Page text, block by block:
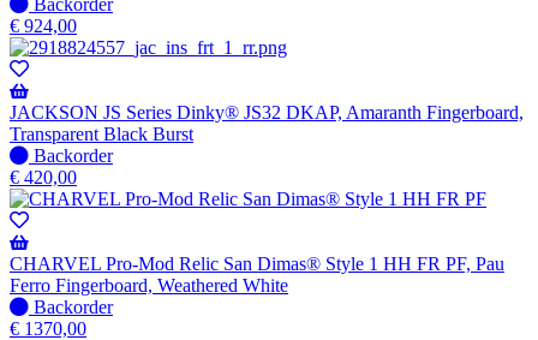
beschikbaar
op
voorraad
-
Wordt
verzonden
wanneer
beschikbaar
€ 924,00
JACKSON JS Series Dinky® JS32 DKAP, Amaranth Fingerboard,
Transparent Black Burst
Niet
op
voorraad
-
Wordt
verzonden
wanneer
beschikbaar
Backorder
€ 420,00
CHARVEL Pro-Mod Relic San Dimas® Style 1 HH FR PF, Pau
Ferro Fingerboard, Weathered White
Niet
op
Backorder
€ 1370,00